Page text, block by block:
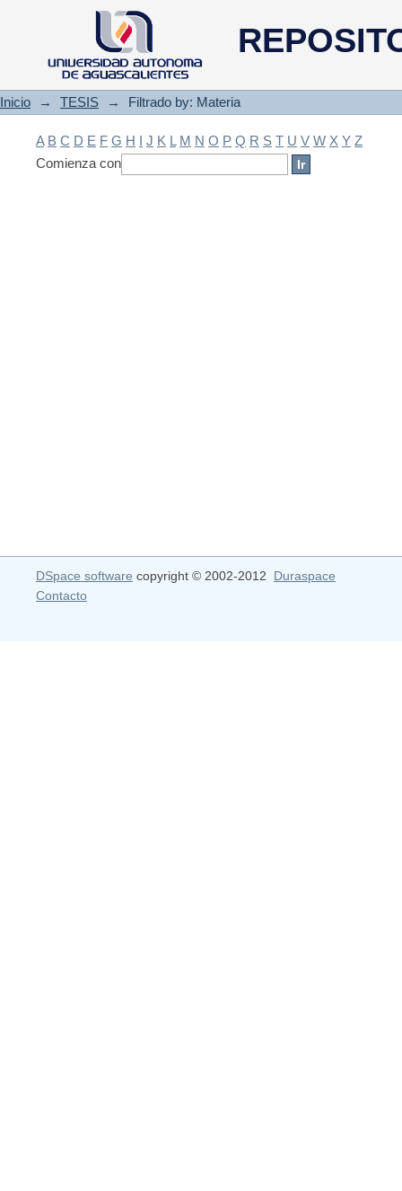
Filtrado by: Materia
Inicio → TESIS → Filtrado by: Materia
A B C D E F G H I J K L M N O P Q R S T U V W X Y Z
Comienza con
DSpace software copyright © 2002-2012 Duraspace
Contacto